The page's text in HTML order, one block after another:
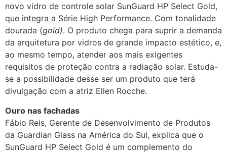
novo vidro de controle solar SunGuard HP Select Gold,
que integra a Série High Performance. Com tonalidade
dourada (gold). O produto chega para suprir a demanda
da arquitetura por vidros de grande impacto estético, e,
ao mesmo tempo, atender aos mais exigentes
requisitos de proteção contra a radiação solar. Estuda-
se a possibilidade desse ser um produto que terá
divulgação com a atriz Ellen Rocche.
Ouro nas fachadas
Fábio Reis, Gerente de Desenvolvimento de Produtos
da Guardian Glass na América do Sul, explica que o
SunGuard HP Select Gold é um complemento do